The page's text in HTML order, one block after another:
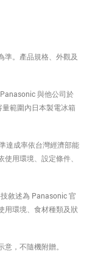
準。產品規格、外觀及
與他公司於
範圍內日本製電冰箱
達成率依台灣經濟部能
用環境、設定條件、
敘述為 Panasonic 官
用環境、食材種類及狀
，不隨機附贈。